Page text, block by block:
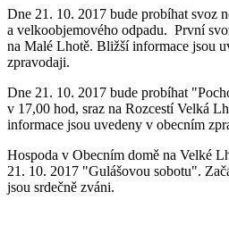
Dne 21. 10. 2017 bude probíhat svoz
a velkoobjemového odpadu. První
na Malé Lhotě. Bližší informace jsou
zpravodaji.
Dne 21. 10. 2017 bude probíhat
v 17,00 hod, sraz na Rozcestí Velká
informace jsou uvedeny v obecním
Hospoda v Obecním domě na Velké
21. 10. 2017 "Gulášovou sobotu".
jsou srdečně zváni.